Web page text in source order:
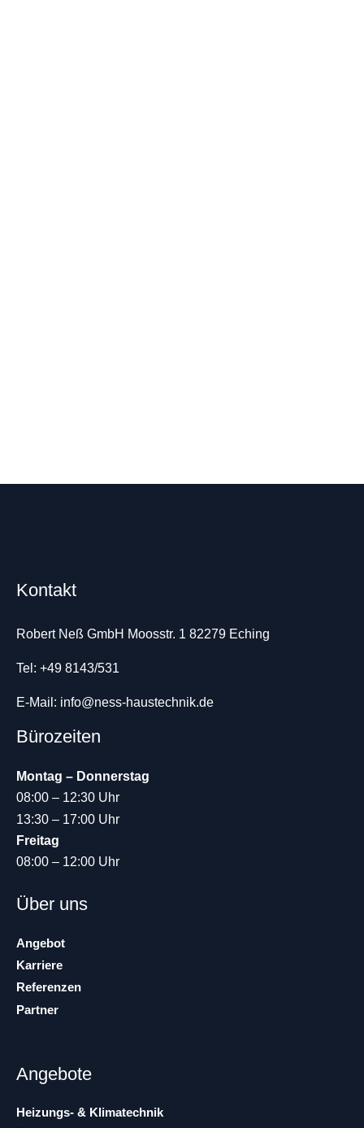
Kontakt
Robert Neß GmbH Moosstr. 1 82279 Eching
Tel: +49 8143/531
E-Mail: info@ness-haustechnik.de
Bürozeiten
Montag – Donnerstag
08:00 – 12:30 Uhr
13:30 – 17:00 Uhr
Freitag
08:00 – 12:00 Uhr
Über uns
Angebot
Karriere
Referenzen
Partner
Angebote
Heizungs- & Klimatechnik